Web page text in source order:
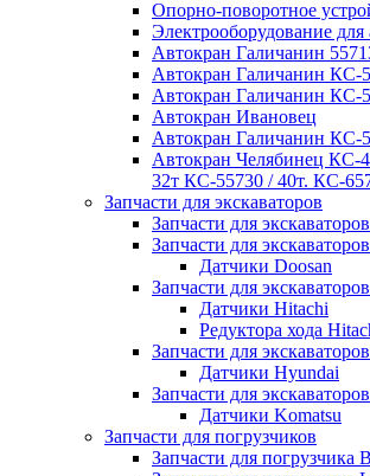
Опорно-поворотное
Электрооборудование для
Автокран Галичанин
Автокран Галичанин КС-
Автокран Галичанин КС-
Автокран Ивановец
Автокран Галичанин КС-
Автокран Челябинец КС-
32т КС-55730 / 40т. КС-
Запчасти для экскаваторов
Запчасти для
Запчасти для
Датчики Doosan
Запчасти для
Датчики Hitachi
Редуктора хода
Запчасти для
Датчики Hyundai
Запчасти для
Датчики Komatsu
Запчасти для погрузчиков
Запчасти для погрузчика